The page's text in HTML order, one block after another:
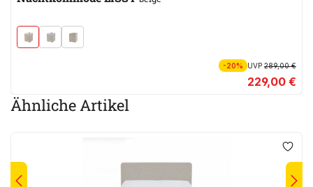
-20% UVP289,00 €
229,00 €
Ähnliche Artikel